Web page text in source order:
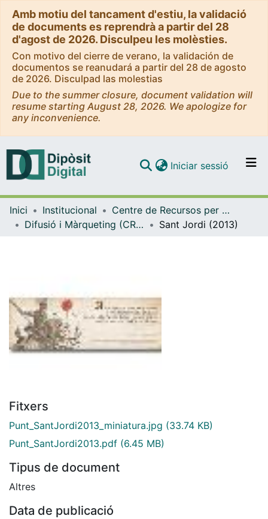
Amb motiu del tancament d'estiu, la validació
de documents es reprendrà a partir del 28
d'agost de 2026. Disculpeu les molèsties.
Con motivo del cierre de verano, la validación de
documentos se reanudará a partir del 28 de agosto
de 2026. Disculpad las molestias
Due to the summer closure, document validation will
resume starting August 28, 2026. We apologize for
any inconvenience.
Navega per tot el DD
Iniciar sessió (current)
Inici Institucional
Centre de Recursos per a l'Aprenentatge i la Investigació (CRAI-UB) - Institucional
Difusió i Màrqueting (CRAI-UB)
Sant Jordi (2013)
Fitxers
Punt_SantJordi2013_miniatura.jpg (33.74 KB)
Punt_SantJordi2013.pdf (6.45 MB)
Tipus de document
Altres
Data de publicació